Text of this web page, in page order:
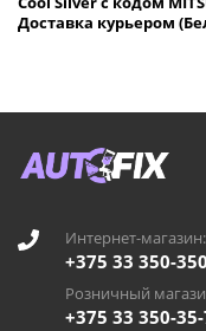
Доставка курьером
Интернет-магазин:
+375 33 350-
Розничный
+375 33 350-